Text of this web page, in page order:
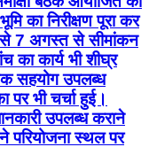
का निरीक्षण पूरा कर
7 अगस्त से सीमांकन
का कार्य भी शीघ्र
सहयोग उपलब्ध
पर भी चर्चा हुई।
उपलब्ध कराने
परियोजना स्थल पर